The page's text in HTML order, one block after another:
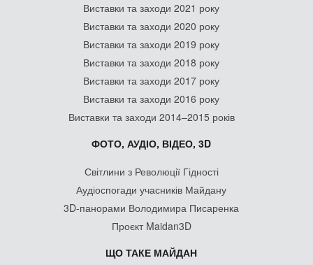
Виставки та заходи 2021 року
Виставки та заходи 2020 року
Виставки та заходи 2019 року
Виставки та заходи 2018 року
Виставки та заходи 2017 року
Виставки та заходи 2016 року
Виставки та заходи 2014–2015 років
ФОТО, АУДІО, ВІДЕО, 3D
Світлини з Революції Гідності
Аудіоспогади учасників Майдану
3D-панорами Володимира Писаренка
Проєкт Maidan3D
ЩО ТАКЕ МАЙДАН